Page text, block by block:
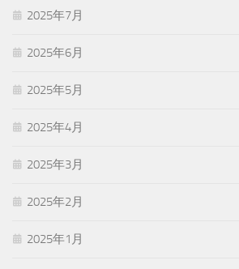
2025年7月
2025年6月
2025年5月
2025年4月
2025年3月
2025年2月
2025年1月